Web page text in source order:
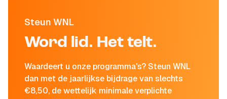
Steun WNL
Word lid. Het telt.
Waardeert u onze programma's? Steun WNL
dan met de jaarlijkse bijdrage van slechts
€8,50, de wettelijk minimale verplichte